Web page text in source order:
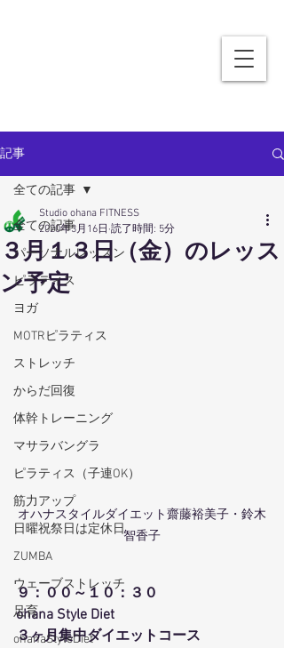
記事
全ての記事
パーソナルレッスン
ピラティス
ヨガ
MOTRピラティス
ストレッチ
からだ回復
体幹トレーニング
マサラバングラ
ピラティス（子連OK）
筋力アップ
日曜祝祭日は定休日
ZUMBA
ウェーブストレッチ
足育
ohanaStyleDiet
全ての記事
３月１３日（金）のレッス
ン予定
Studio ohana FITNESS
2020年3月16日 読了時間: 5分
オハナスタイルダイエット齋藤裕美子・鈴木
智香子
９：００～１０：３０
ohana Style Diet
３ヶ月集中ダイエットコース